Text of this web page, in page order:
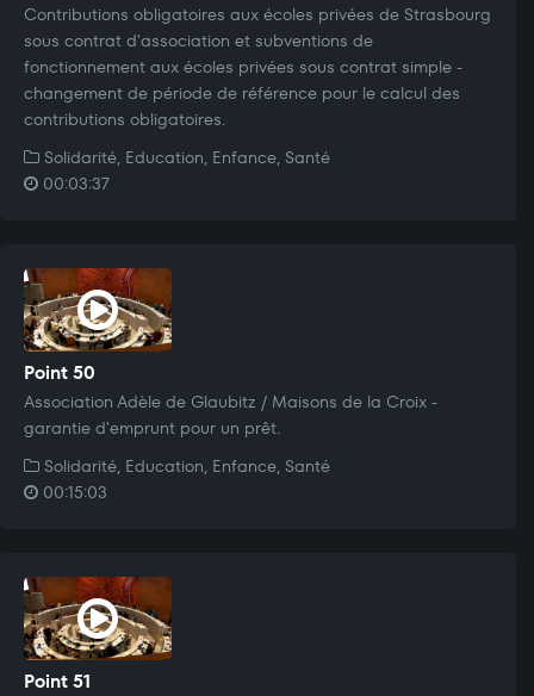
Contributions obligatoires aux écoles privées de Strasbourg
sous contrat d'association et subventions de
fonctionnement aux écoles privées sous contrat simple -
changement de période de référence pour le calcul des
contributions obligatoires.
Solidarité, Education, Enfance, Santé
00:03:37
Point 50
Association Adèle de Glaubitz / Maisons de la Croix -
garantie d'emprunt pour un prêt.
Solidarité, Education, Enfance, Santé
00:15:03
Point 51